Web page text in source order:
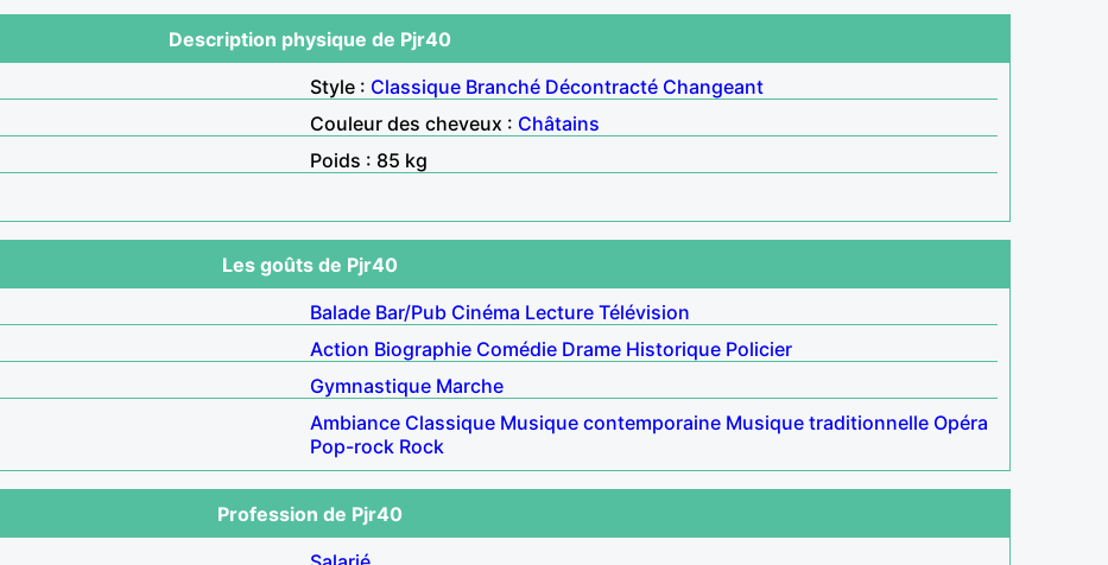
Description physique de Pjr40
Style : Classique Branché Décontracté Changeant
Couleur des cheveux : Châtains
Poids : 85 kg
Les goûts de Pjr40
Balade Bar/Pub Cinéma Lecture Télévision
Action Biographie Comédie Drame Historique Policier
Gymnastique Marche
Ambiance Classique Musique contemporaine Musique traditionnelle Opéra
Pop-rock Rock
Profession de Pjr40